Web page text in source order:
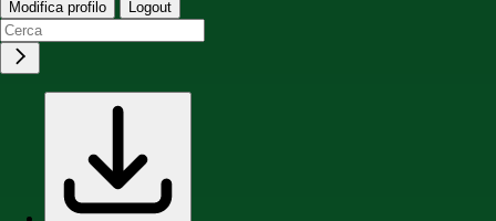
Modifica profilo Logout